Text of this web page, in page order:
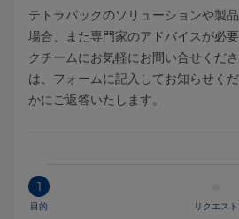
テトラパックのソリューションや製
場合、また専門家のアドバイスが必
クチームにお気軽にお問い合せくだ
は、フォームに記入してお知らせく
かにご返答いたします。
1
目的 リクエスト